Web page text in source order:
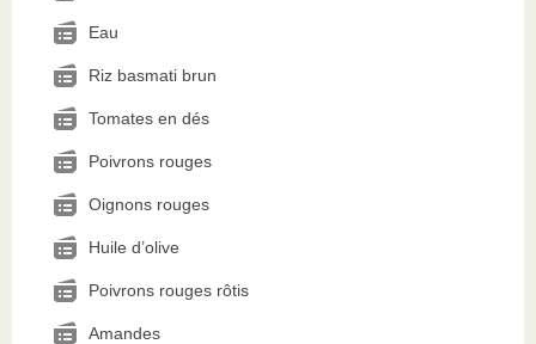
Eau
Riz basmati brun
Tomates en dés
Poivrons rouges
Oignons rouges
Huile d’olive
Poivrons rouges rôtis
Amandes